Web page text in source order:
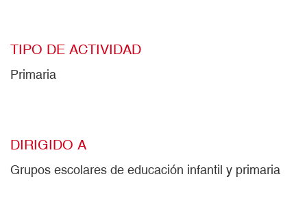
TIPO DE ACTIVIDAD
Primaria
DIRIGIDO A
Grupos escolares de educación infantil y primaria